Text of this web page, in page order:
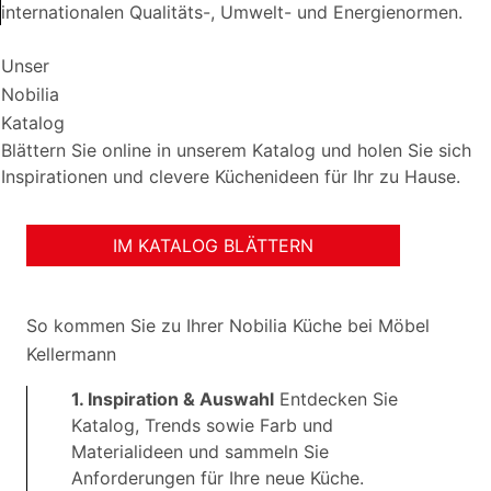
internationalen Qualitäts-, Umwelt- und Energienormen.
Unser
Nobilia
Katalog
Blättern Sie online in unserem Katalog und holen Sie sich
Inspirationen und clevere Küchenideen für Ihr zu Hause.
IM KATALOG BLÄTTERN
So kommen Sie zu Ihrer Nobilia Küche bei Möbel
Kellermann
1. Inspiration & Auswahl Entdecken Sie
Katalog, Trends sowie Farb und
Materialideen und sammeln Sie
Anforderungen für Ihre neue Küche.